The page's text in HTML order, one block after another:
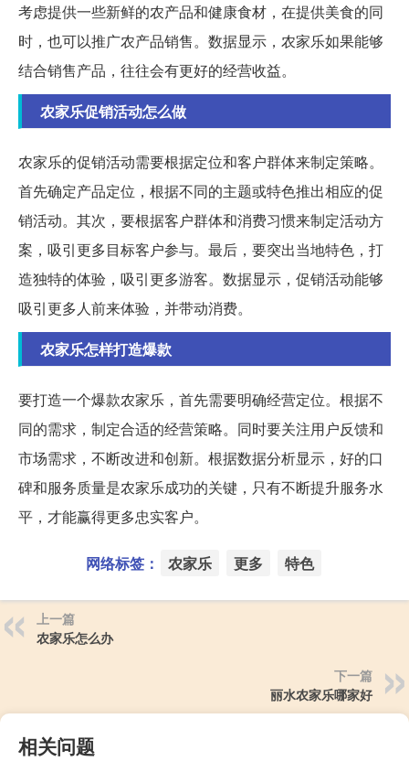
考虑提供一些新鲜的农产品和健康食材，在提供美食的同
时，也可以推广农产品销售。数据显示，农家乐如果能够
结合销售产品，往往会有更好的经营收益。
农家乐促销活动怎么做
农家乐的促销活动需要根据定位和客户群体来制定策略。
首先确定产品定位，根据不同的主题或特色推出相应的促
销活动。其次，要根据客户群体和消费习惯来制定活动方
案，吸引更多目标客户参与。最后，要突出当地特色，打
造独特的体验，吸引更多游客。数据显示，促销活动能够
吸引更多人前来体验，并带动消费。
农家乐怎样打造爆款
要打造一个爆款农家乐，首先需要明确经营定位。根据不
同的需求，制定合适的经营策略。同时要关注用户反馈和
市场需求，不断改进和创新。根据数据分析显示，好的口
碑和服务质量是农家乐成功的关键，只有不断提升服务水
平，才能赢得更多忠实客户。
网络标签： 农家乐 更多 特色
上一篇
农家乐怎么办
下一篇
丽水农家乐哪家好
相关问题